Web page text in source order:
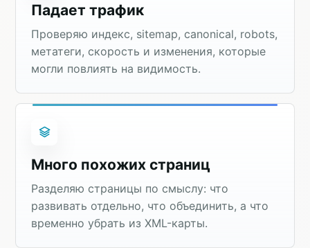
Падает трафик
Проверяю индекс, sitemap, canonical, robots,
метатеги, скорость и изменения, которые
могли повлиять на видимость.
Много похожих страниц
Разделяю страницы по смыслу: что
развивать отдельно, что объединить, а что
временно убрать из XML-карты.